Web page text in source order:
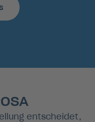
entscheidet,